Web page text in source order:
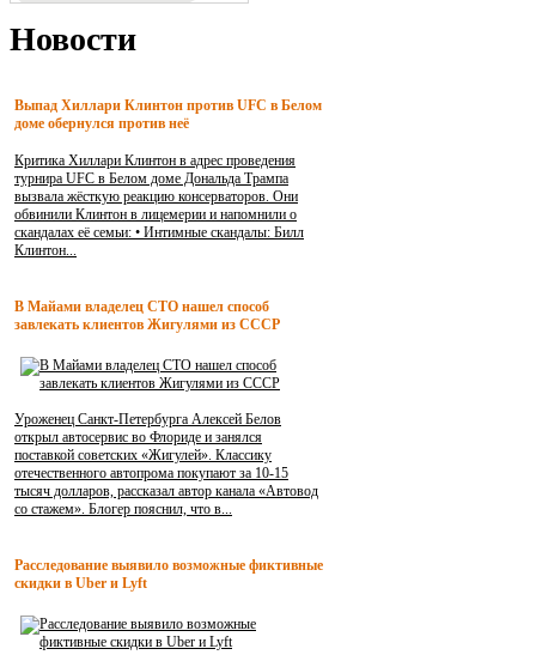
Новости
Выпад Хиллари Клинтон против UFC в Белом
доме обернулся против неё
Критика Хиллари Клинтон в адрес проведения
турнира UFC в Белом доме Дональда Трампа
вызвала жёсткую реакцию консерваторов. Они
обвинили Клинтон в лицемерии и напомнили о
скандалах её семьи: • Интимные скандалы: Билл
Клинтон...
В Майами владелец СТО нашел способ
завлекать клиентов Жигулями из СССР
Уроженец Санкт-Петербурга Алексей Белов
открыл автосервис во Флориде и занялся
поставкой советских «Жигулей». Классику
отечественного автопрома покупают за 10-15
тысяч долларов, рассказал автор канала «Автовод
со стажем». Блогер пояснил, что в...
Расследование выявило возможные фиктивные
скидки в Uber и Lyft